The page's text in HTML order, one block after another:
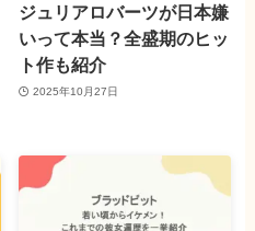
ジュリアロバーツが日本嫌
いって本当？全盛期のヒッ
ト作も紹介
2025年10月27日